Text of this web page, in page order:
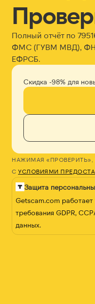
Полный отчёт по
ФМС (ГУВМ МВД),
ЕФРСБ.
Скидка -98% для
НАЖИМАЯ
С УСЛОВИЯМИ
Защита
Getscam.com
требования GDPR,
данных.